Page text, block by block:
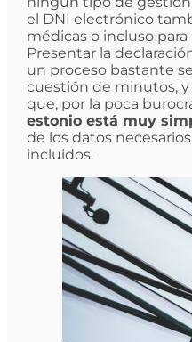
el DNI electrónico
médicas o incluso
Presentar la
un proceso bastante
cuestión de minutos,
que, por la poca
estonio está muy
de los datos
incluidos.